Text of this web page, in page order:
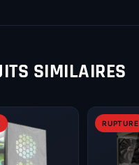
SIMILAIRES
RUPTURE